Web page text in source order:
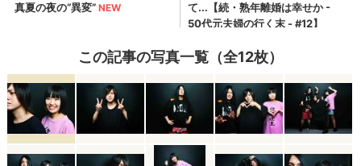
この記事の写真一覧（全12枚）